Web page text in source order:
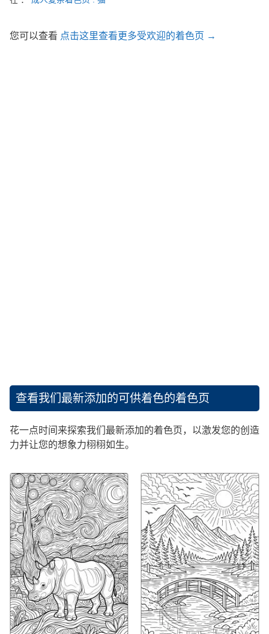
您可以查看 点击这里查看更多受欢迎的着色页 →
查看我们最新添加的可供着色的着色页
花一点时间来探索我们最新添加的着色页，以激发您的创造
力并让您的想象力栩栩如生。